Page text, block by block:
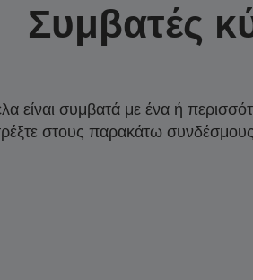
Συμβατές
είναι συμβατά με ένα ή
στους παρακάτω